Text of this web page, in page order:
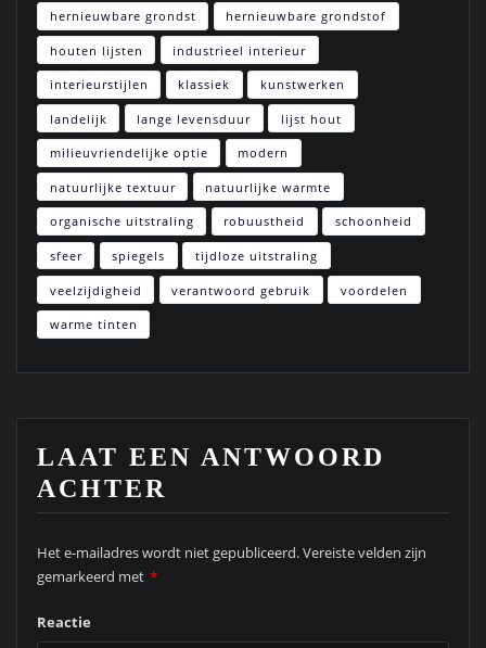
hernieuwbare grondst hernieuwbare grondstof
houten lijsten industrieel interieur
interieurstijlen klassiek kunstwerken
landelijk lange levensduur lijst hout
milieuvriendelijke optie modern
natuurlijke textuur natuurlijke warmte
organische uitstraling robuustheid schoonheid
sfeer spiegels tijdloze uitstraling
veelzijdigheid verantwoord gebruik voordelen
warme tinten
LAAT EEN ANTWOORD
ACHTER
Het e-mailadres wordt niet gepubliceerd.Vereiste velden zijn
gemarkeerd met *
Reactie